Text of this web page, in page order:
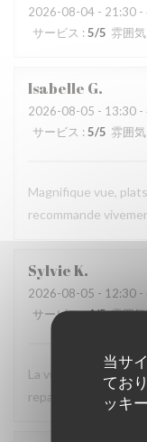
当サ
てお
ッキ
2026-08-04 - 21:30 -
サービス : 5/5 雰囲気
Isabelle G
2026-08-05 - 13:30 -
サービス : 5/5 雰囲気
Magnifique vue,
recommande
SylvieK
2026-08-05 - 12:30 -
サービス:4/5 雰囲気
La vue est superbe.
repas moules/frites